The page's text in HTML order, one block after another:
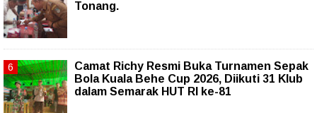
Tonang.
Camat Richy Resmi Buka Turnamen Sepak
Bola Kuala Behe Cup 2026, Diikuti 31 Klub
dalam Semarak HUT RI ke-81